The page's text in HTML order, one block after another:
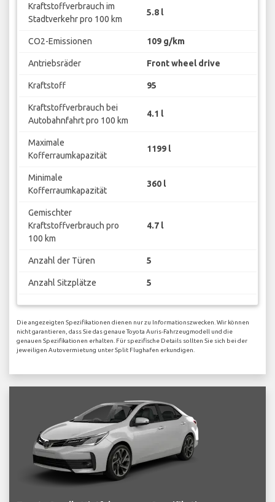
Kraftstoffverbrauch im
Stadtverkehr pro 100 km
5.8 l
CO2-Emissionen 109 g/km
Antriebsräder Front wheel drive
Kraftstoff 95
Kraftstoffverbrauch bei
Autobahnfahrt pro 100 km
4.1 l
Maximale
Kofferraumkapazität
1199 l
Minimale
Kofferraumkapazität
360 l
Gemischter
Kraftstoffverbrauch pro
100 km
4.7 l
Anzahl der Türen 5
Anzahl Sitzplätze 5
Die angezeigten Spezifikationen dienen nur zu Informationszwecken. Wir können
nicht garantieren, dass Sie das genaue Toyota Auris-Fahrzeugmodell und die
genauen Spezifikationen erhalten. Für spezifische Details sollten Sie sich bei der
jeweiligen Autovermietung unter Split Flughafen erkundigen.